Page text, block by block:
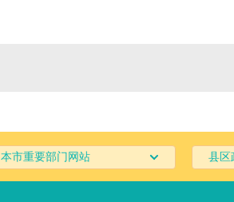
本市重要部门网站 县区